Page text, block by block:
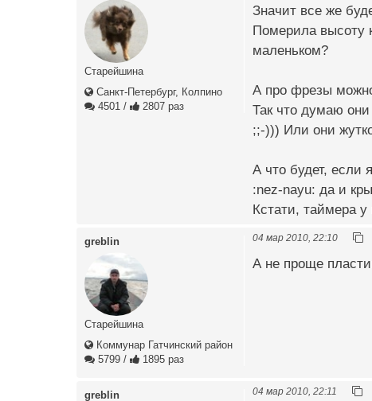
Старейшина
Санкт-Петербург, Колпино
4501 / 2807 раз
Значит все же
Померила высоту
маленьком?
А про фрезы
Так что думаю
;;-))) Или они
А что будет, если
:nez-nayu: да и
Кстати, таймера
greblin
Старейшина
Коммунар Гатчинский район
5799 / 1895 раз
04 мар 2010, 22:10
А не проще
greblin 04 мар 2010, 22:11